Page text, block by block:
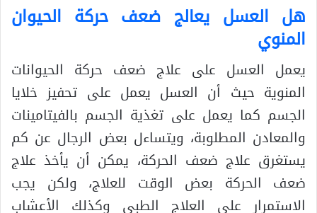
هل العسل يعالج ضعف حركة الحيوان
المنوي
يعمل العسل على علاج ضعف حركة الحيوانات
المنوية حيث أن العسل يعمل على تحفيز خلايا
الجسم كما يعمل على تغذية الجسم بالفيتامينات
والمعادن المطلوبة، ويتساءل بعض الرجال عن كم
يستغرق علاج ضعف الحركة، يمكن أن يأخذ علاج
ضعف الحركة بعض الوقت للعلاج، ولكن يجب
الاستمرار على العلاج الطبي وكذلك الأعشاب